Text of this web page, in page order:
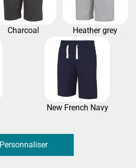
Charcoal Heather grey
New French Navy
Personnaliser